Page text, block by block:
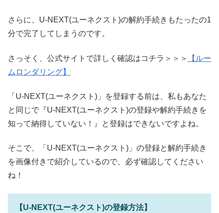
さらに、U-NEXT(ユーネクスト)の解約手続きもたったの1
分で完了してしまうのです。
さっそく、公式サイトで詳しく確認はコチラ＞＞＞
【ルー
ムロンダリング】
「U-NEXT(ユーネクスト)」を登録する前は、私もあなた
と同じで『U-NEXT(ユーネクスト)の登録や解約手続きを
知って納得していない！』と登録はできないですよね。
そこで、「U-NEXT(ユーネクスト)」の登録と解約手続き
を画像付きで紹介しているので、必ず確認してください
ね！
【U-NEXT(ユーネクスト)の登録方法】